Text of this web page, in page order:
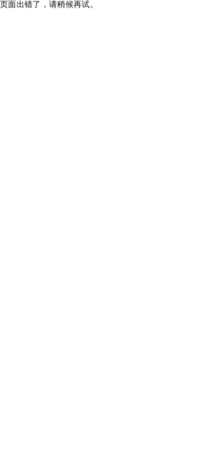
页面出错了，请稍候再试。